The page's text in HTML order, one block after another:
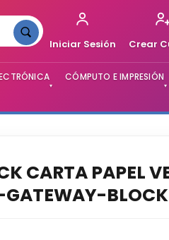
Iniciar Sesión Crear
▾
CÓMPUTO E IMPRESIÓN
▾
CARTA PAPEL
BLOCK